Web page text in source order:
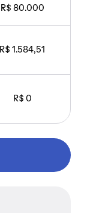
R$ 80.000
R$ 1.584,51
R$ 0